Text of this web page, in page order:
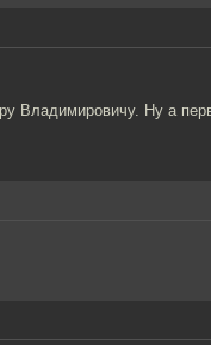
Владимировичу. Ну а